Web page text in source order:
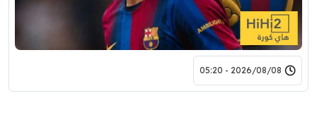
2026/08/08 - 05:20